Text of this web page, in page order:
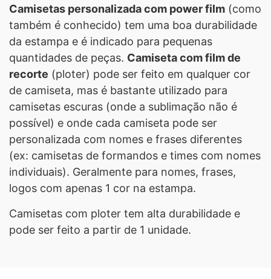
Camisetas personalizada com power film (como
também é conhecido) tem uma boa durabilidade
da estampa e é indicado para pequenas
quantidades de peças. Camiseta com film de
recorte (ploter) pode ser feito em qualquer cor
de camiseta, mas é bastante utilizado para
camisetas escuras (onde a sublimação não é
possível) e onde cada camiseta pode ser
personalizada com nomes e frases diferentes
(ex: camisetas de formandos e times com nomes
individuais). Geralmente para nomes, frases,
logos com apenas 1 cor na estampa.
Camisetas com ploter tem alta durabilidade e
pode ser feito a partir de 1 unidade.